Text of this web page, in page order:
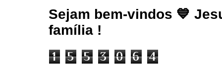
Sejam bem-vindos 💙
família !
1 5 5 3 0 6 4